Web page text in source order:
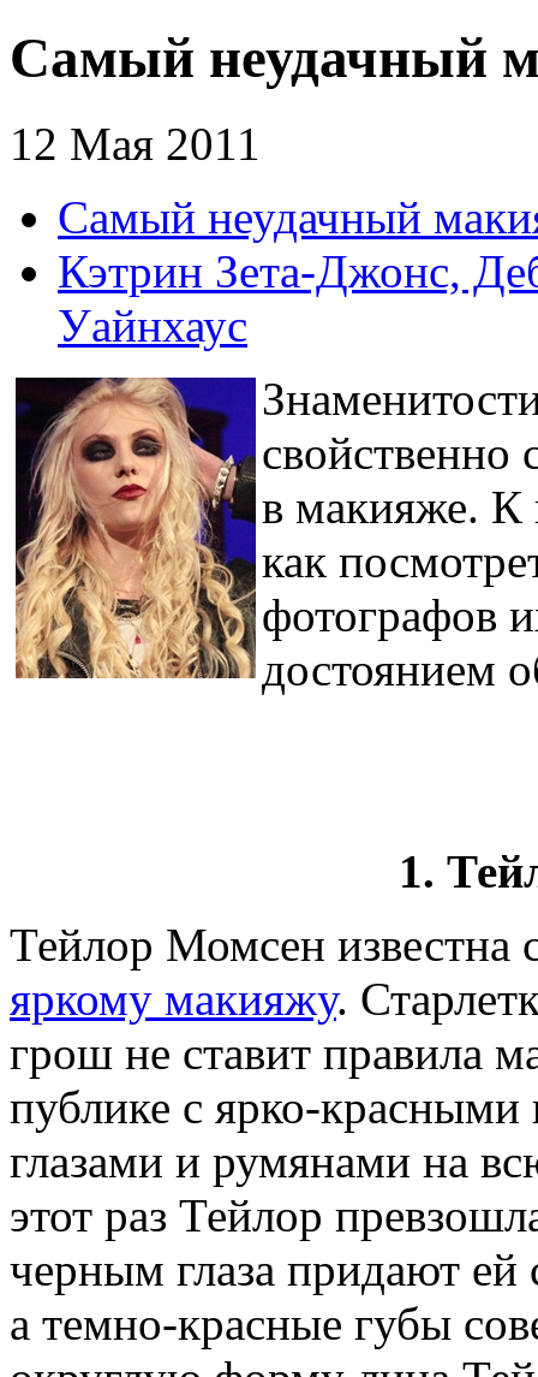
Самый неудачный
12 Мая 2011
Самый неудачный
Кэтрин Зета-Джонс,
Уайнхаус
свойственно
в макияже. К
как
фотографов
достоянием
1.
Тейлор Момсен известна
яркому макияжу.
грош не ставит правила
публике с ярко-
глазами и румянами на
этот раз Тейлор
черным глаза придают ей
а темно-красные губы